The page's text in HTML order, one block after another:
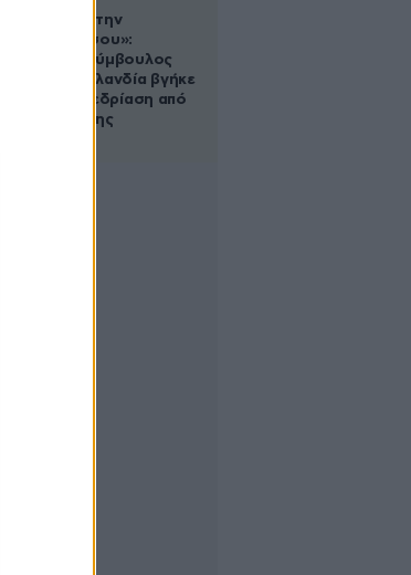
«Βλέπουμε την
μπουγάδα σου»:
Δημοτική σύμβουλος
στη Νέα Ζηλανδία βγήκε
live σε συνεδρίαση από
το μπάνιο της